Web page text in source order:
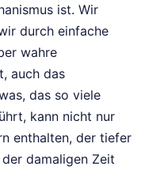
ist. Wir
durch einfache
wahre
auch das
das so viele
kann nicht nur
enthalten, der tiefer
damaligen Zeit